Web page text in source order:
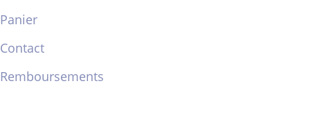
Panier
Contact
Remboursements